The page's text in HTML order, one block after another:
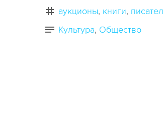
аукционы книги
Культура Общество